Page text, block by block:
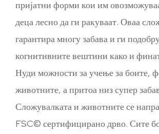
пријатни форми кои им
деца лесно да ги ракуваат. Оваа
гарантира многу забава и ги
когнитивните вештини како и
Нуди можности за учење за боите,
животните, а притоа низ супер
Сложувалката и животните се
FSC© сертифицирано дрво. Сите